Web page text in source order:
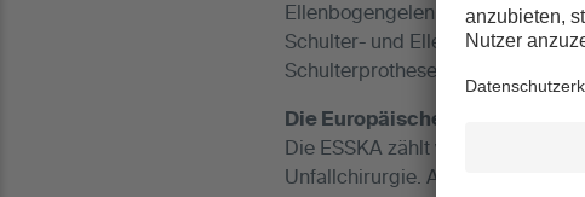
Ellenbogengelenkes. Seine
Schulter- und
Schulterprothesen.
Die Europäische
Die ESSKA zählt weltweit zu
Unfallchirurgie. Auf dem